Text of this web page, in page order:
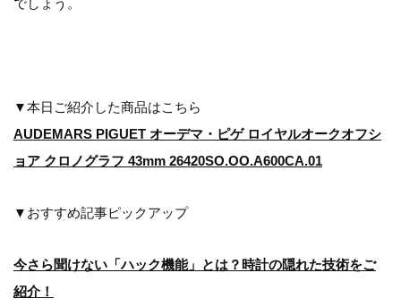
でしょう。
▼本日ご紹介した商品はこちら
AUDEMARS PIGUET オーデマ・ピゲ ロイヤルオークオフシ
ョア クロノグラフ 43mm 26420SO.OO.A600CA.01
▼おすすめ記事ピックアップ
今さら聞けない「ハック機能」とは？時計の隠れた技術をご
紹介！